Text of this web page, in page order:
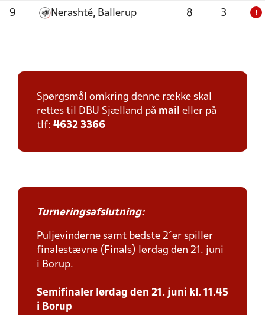
9 Nerashté, Ballerup 8 3 !
Spørgsmål omkring denne række skal
rettes til DBU Sjælland på mail eller på
tlf: 4632 3366
Turneringsafslutning:
Puljevinderne samt bedste 2´er spiller
finalestævne (Finals) lørdag den 21. juni
i Borup.
Semifinaler lørdag den 21. juni kl. 11.45
i Borup